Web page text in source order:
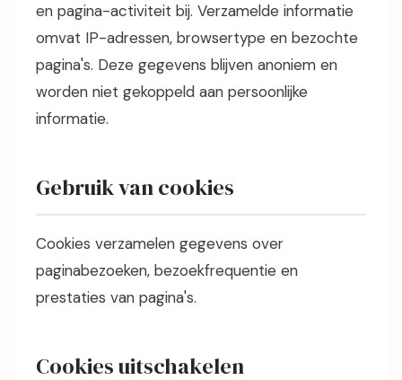
en pagina-activiteit bij. Verzamelde informatie
omvat IP-adressen, browsertype en bezochte
pagina's. Deze gegevens blijven anoniem en
worden niet gekoppeld aan persoonlijke
informatie.
Gebruik van cookies
Cookies verzamelen gegevens over
paginabezoeken, bezoekfrequentie en
prestaties van pagina's.
Cookies uitschakelen